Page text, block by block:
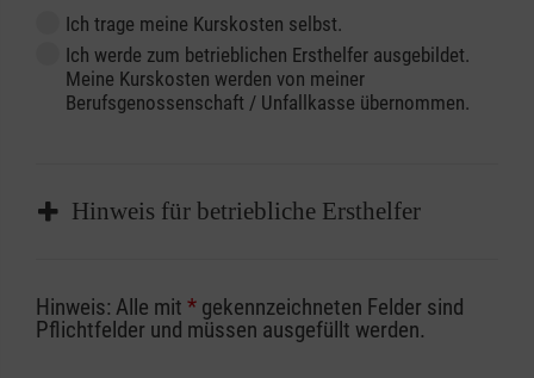
Ich trage meine Kurskosten selbst.
Ich werde zum betrieblichen Ersthelfer ausgebildet.
Meine Kurskosten werden von meiner
Berufsgenossenschaft / Unfallkasse übernommen.
Hinweis für betriebliche Ersthelfer
Sofern Sie ein Kostenübernahmeverfahren
Ihrer Berufsgenossenschaft / Unfallkasse
Hinweis: Alle mit * gekennzeichneten Felder sind
Pflichtfelder und müssen ausgefüllt werden.